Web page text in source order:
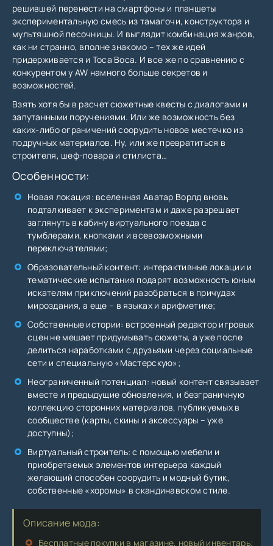
решившей перенести на смартфоны и планшеты
экспериментальную смесь из тамагочи, конструктора и
мультяшной песочницы. И выглядит комбинация жанров,
как ни странно, вполне знакомо – тех же идей
придерживается и Toca Boca. И все же по сравнению с
конкурентом у AW намного больше секретов и
возможностей.
Взять хотя бы в расчет сюжетные квесты с диалогами и
запутанными поручениями. Или же возможность без
каких-либо ограничений соорудить новое местечко из
подручных материалов. Ну, или же превратиться в
строителя, шеф-повара и стилиста…
Особенности:
Новая локация: вселенная Аватар Ворлд вновь
подталкивает к экспериментам и даже разрешает
заглянуть в кабину виртуального поезда с
тумблерами, кнопками и всевозможными
переключателями;
Образовательный контент: интерактивные локации и
тематические испытания подарят возможность юным
искателям приключений разобраться в причудах
мироздания, а еще – в языках и арифметике;
Собственные истории: встроенный редактор игровых
сцен не мешает придумывать сюжеты, а уже после
делиться наработками с друзьями через социальные
сети и специальную «Мастерскую»;
Неограниченный потенциал: новый контент связывает
вместе и предыдущие обновления, и безграничную
коллекцию сторонних материалов, публикуемых в
сообществе (карты, скины и аксессуары – уже
доступны);
Виртуальный строитель: с помощью мебели и
приобретаемых элементов интерьера каждый
желающий способен соорудить и модный бутик,
собственные «хоромы» в скандинавском стиле.
Описание мода:
Бесплатные покупки в магазине, новый инвентарь;